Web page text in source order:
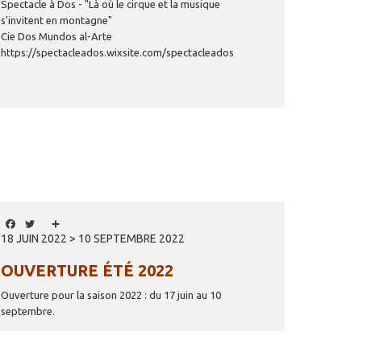
Spectacle à Dos - "Là où le cirque et la musique
s'invitent en montagne"
Cie Dos Mundos al-Arte
https://spectacleados.wixsite.com/spectacleados
Facebook
Twitter
18 JUIN 2022 > 10 SEPTEMBRE 2022
OUVERTURE ÉTÉ 2022
Ouverture pour la saison 2022 : du 17 juin au 10
septembre.